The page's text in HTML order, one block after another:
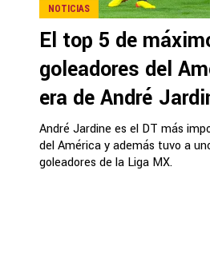
NOTICIAS
El top 5 de
goleadores del
era de André
André Jardine es el DT más
del América y además tuvo a
goleadores de la Liga MX.